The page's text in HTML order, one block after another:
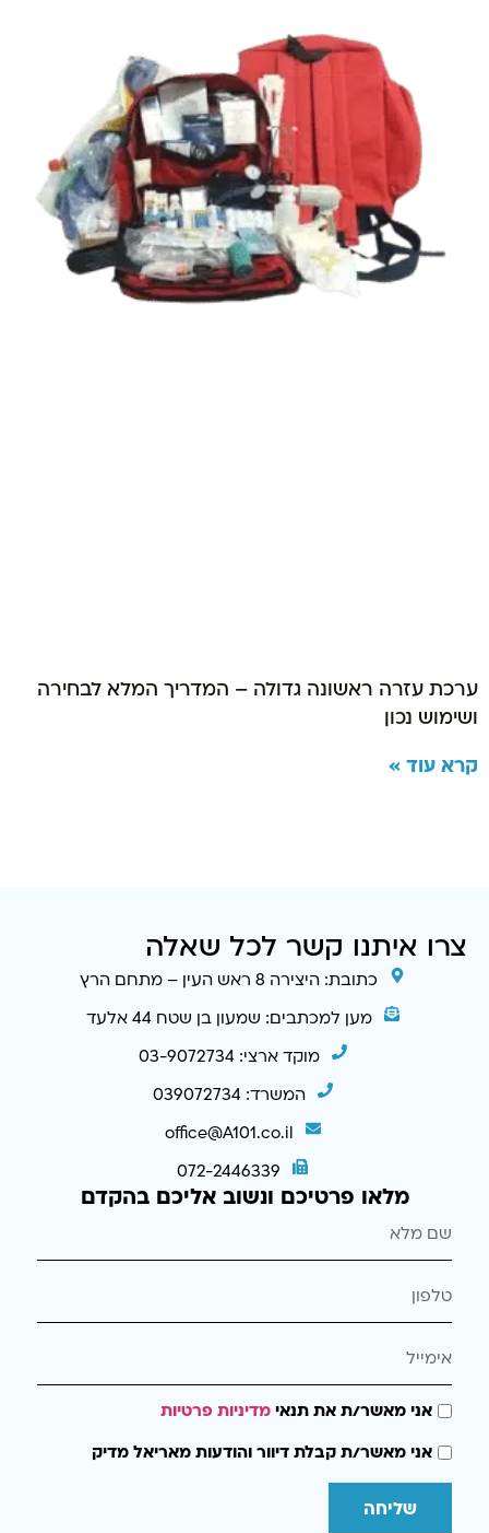
ערכת עזרה ראשונה גדולה – המדריך המלא לבחירה
ושימוש נכון
קרא עוד »
צרו איתנו קשר לכל שאלה
כתובת: היצירה 8 ראש העין – מתחם הרץ
מען למכתבים: שמעון בן שטח 44 אלעד
מוקד ארצי: 03-9072734
המשרד: 039072734
office@A101.co.il
072-2446339
מלאו פרטיכם ונשוב אליכם בהקדם
אני מאשר/ת את תנאימדיניות פרטיות
אני מאשר/ת קבלת דיוור והודעות מאריאל מדיק
שליחה